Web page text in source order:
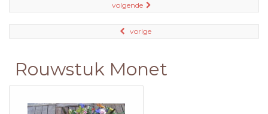
volgende
vorige
Rouwstuk Monet